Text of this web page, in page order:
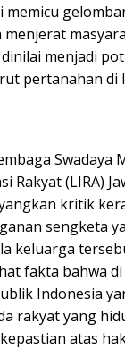
memicu
menjadi
pertanahan di
Swadaya
Rakyat (LIRA)
kritik
sengketa
keluarga
fakta bahwa
Indonesia
rakyat yang
atas